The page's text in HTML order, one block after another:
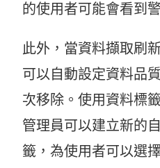
的使用者可能會看到
此外，當資料擷取刷
可以自動設定資料品
次移除。使用資料標
管理員可以建立新的
籤，為使用者可以選